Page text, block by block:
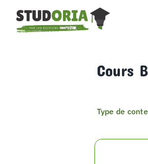
contenu
Cours
Type de